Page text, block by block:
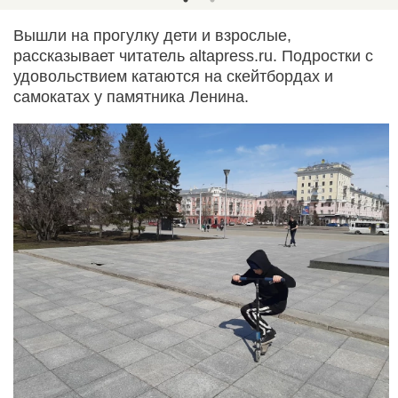
Вышли на прогулку дети и взрослые,
рассказывает читатель altapress.ru. Подростки с
удовольствием катаются на скейтбордах и
самокатах у памятника Ленина.